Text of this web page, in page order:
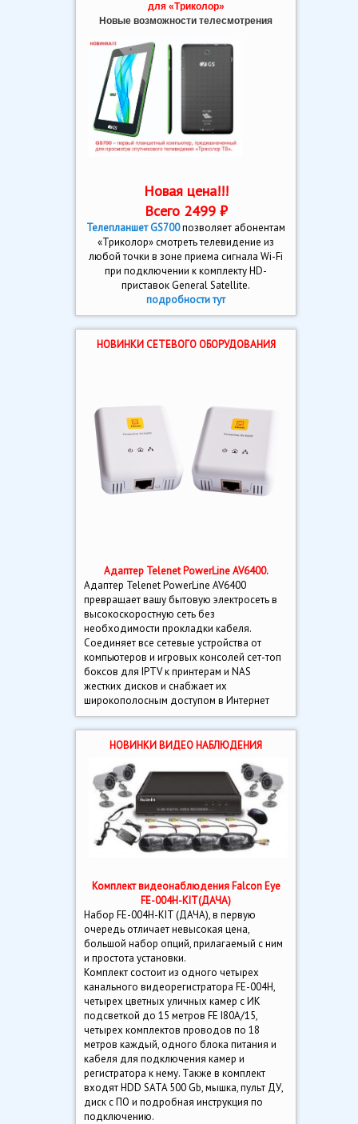
для «Триколор»
Новые возможности телесмотрения
Новая цена!!!
Всего 2499 ₽
Телепланшет GS700позволяет абонентам
«Триколор» смотреть телевидение из
любой точки в зоне приема сигнала Wi-Fi
при подключении к комплекту HD-
приставок General Satellite.
подробности тут
НОВИНКИ СЕТЕВОГО ОБОРУДОВАНИЯ
Адаптер Telenet PowerLine AV6400.
Адаптер Telenet PowerLine AV6400
превращает вашу бытовую электросеть в
высокоскоростную сеть без
необходимости прокладки кабеля.
Соединяет все сетевые устройства от
компьютеров и игровых консолей сет-топ
боксов для IPTV к принтерам и NAS
жестких дисков и снабжает их
широкополосным доступом в Интернет
НОВИНКИ ВИДЕО НАБЛЮДЕНИЯ
Комплект видеонаблюдения Falcon Eye
FE-004H-KIT(ДАЧА)
Набор FE-004H-KIT (ДАЧА), в первую
очередь отличает невысокая цена,
большой набор опций, прилагаемый с ним
и простота установки.
Комплект состоит из одного четырех
канального видеорегистратора FE-004H,
четырех цветных уличных камер с ИК
подсветкой до 15 метров FE I80A/15,
четырех комплектов проводов по 18
метров каждый, одного блока питания и
кабеля для подключения камер и
регистратора к нему. Также в комплект
входят HDD SATA 500 Gb, мышка, пульт ДУ,
диск с ПО и подробная инструкция по
подключению.